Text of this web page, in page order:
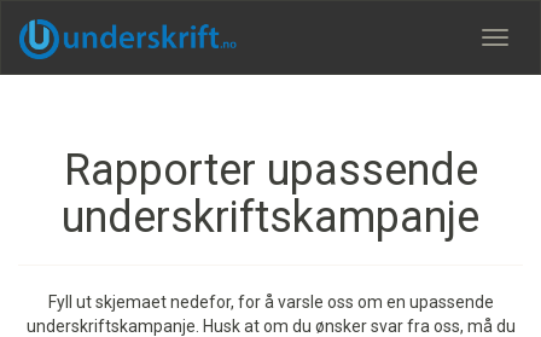
Meny
Rapporter upassende
underskriftskampanje
Fyll ut skjemaet nedefor, for å varsle oss om en upassende
underskriftskampanje. Husk at om du ønsker svar fra oss, må du